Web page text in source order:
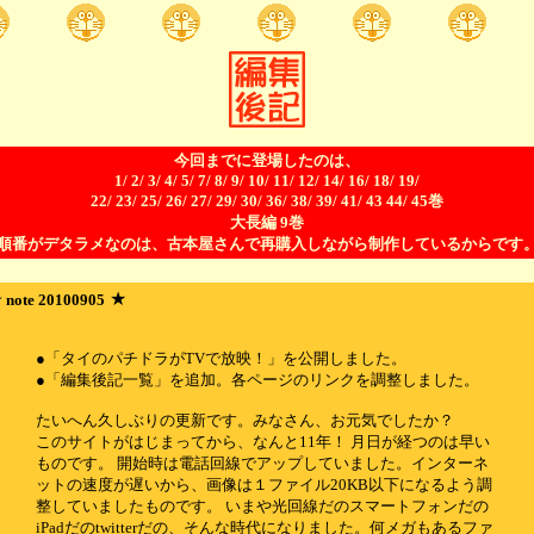
今回までに登場したのは、
1/ 2/ 3/ 4/ 5/ 7/ 8/ 9/ 10/ 11/ 12/ 14/ 16/ 18/ 19/
22/ 23/ 25/ 26/ 27/ 29/ 30/ 36/ 38/ 39/ 41/ 43 44/ 45巻
大長編 9巻
番がデタラメなのは、古本屋さんで再購入しながら制作しているからです
20100905 ★
●「タイのパチドラがTVで放映！」を公開しました。
●「編集後記一覧」を追加。各ページのリンクを調整しました。
たいへん久しぶりの更新です。みなさん、お元気でしたか？
このサイトがはじまってから、なんと11年！ 月日が経つのは早い
ものです。 開始時は電話回線でアップしていました。インターネ
ットの速度が遅いから、画像は１ファイル20KB以下になるよう調
整していましたものです。 いまや光回線だのスマートフォンだの
iPadだのtwitterだの、そんな時代になりました。何メガもあるファ